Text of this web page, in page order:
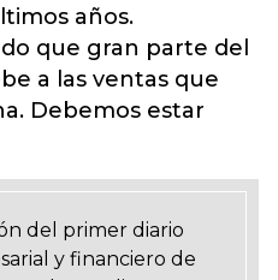
años.
que gran parte del
a las ventas que
Debemos estar
del primer diario
y financiero de